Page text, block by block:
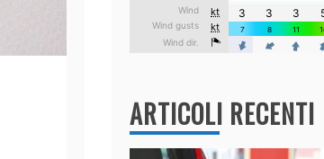
ARTICOLI RECENTI